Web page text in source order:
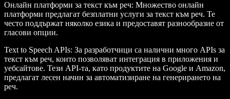
Онлайн платформи за текст към реч: Множество онлайн
платформи предлагат безплатни услуги за текст към реч. Те
често поддържат няколко езика и предоставят разнообразие от
гласови опции.
Text to Speech APIs: За разработчици са налични много APIs за
текст към реч, които позволяват интеграция в приложения и
уебсайтове. Тези API-та, като продуктите на Google и Amazon,
предлагат лесен начин за автоматизиране на генерирането на
реч.